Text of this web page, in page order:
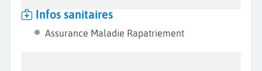
Infos sanitaires
Assurance Maladie Rapatriement